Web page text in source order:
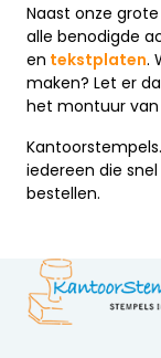
Naast onze
alle benodigde
en tekstplaten.
maken? Let er
het montuur
iedereen die
bestellen.